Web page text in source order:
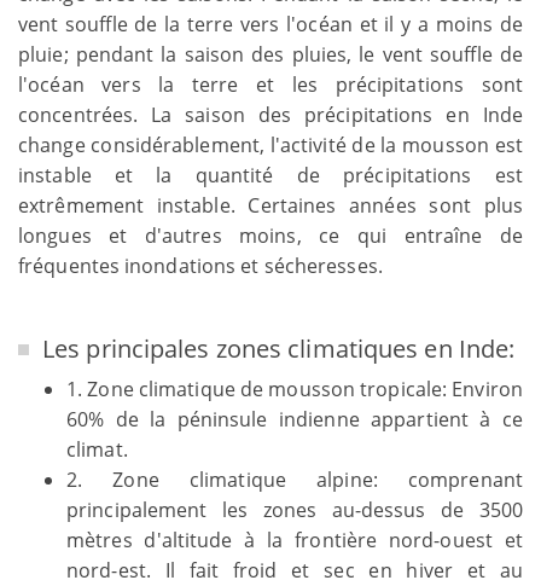
vent souffle de la terre vers l'océan et il y a moins de
pluie; pendant la saison des pluies, le vent souffle de
l'océan vers la terre et les précipitations sont
concentrées. La saison des précipitations en Inde
change considérablement, l'activité de la mousson est
instable et la quantité de précipitations est
extrêmement instable. Certaines années sont plus
longues et d'autres moins, ce qui entraîne de
fréquentes inondations et sécheresses.
Les principales zones climatiques en Inde:
1. Zone climatique de mousson tropicale: Environ
60% de la péninsule indienne appartient à ce
climat.
2. Zone climatique alpine: comprenant
principalement les zones au-dessus de 3500
mètres d'altitude à la frontière nord-ouest et
nord-est. Il fait froid et sec en hiver et au